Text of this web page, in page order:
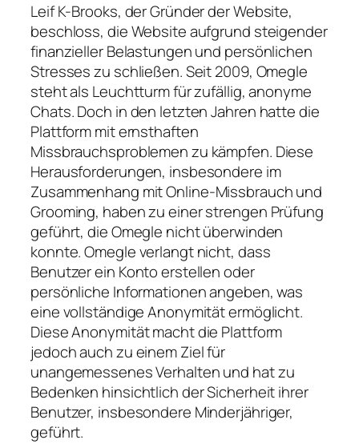
Leif K-Brooks, der Gründer der Website,
beschloss, die Website aufgrund steigender
finanzieller Belastungen und persönlichen
Stresses zu schließen. Seit 2009, Omegle
steht als Leuchtturm für zufällig, anonyme
Chats. Doch in den letzten Jahren hatte die
Plattform mit ernsthaften
Missbrauchsproblemen zu kämpfen. Diese
Herausforderungen, insbesondere im
Zusammenhang mit Online-Missbrauch und
Grooming, haben zu einer strengen Prüfung
geführt, die Omegle nicht überwinden
konnte. Omegle verlangt nicht, dass
Benutzer ein Konto erstellen oder
persönliche Informationen angeben, was
eine vollständige Anonymität ermöglicht.
Diese Anonymität macht die Plattform
jedoch auch zu einem Ziel für
unangemessenes Verhalten und hat zu
Bedenken hinsichtlich der Sicherheit ihrer
Benutzer, insbesondere Minderjähriger,
geführt.